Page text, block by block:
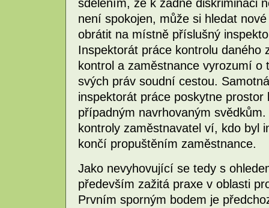
sdělením, že k žádné diskriminaci
není spokojen, může si hledat
obrátit na místně příslušný
Inspektorát práce kontrolu daného
kontrol a zaměstnance vyrozumí
svých práv soudní cestou.
inspektorát práce poskytne
případným navrhovaným
kontroly zaměstnavatel ví, kdo byl
končí propuštěním zaměstnance.
Jako nevyhovující se tedy s
především zažitá praxe v oblasti
Prvním sporným bodem je